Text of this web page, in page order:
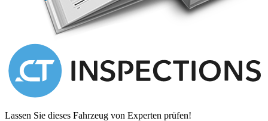
Lassen Sie dieses Fahrzeug von Experten prüfen!